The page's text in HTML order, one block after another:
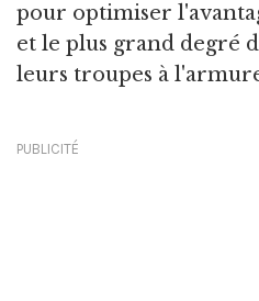
pour optimiser
et le plus grand degré
leurs troupes à
PUBLICITÉ